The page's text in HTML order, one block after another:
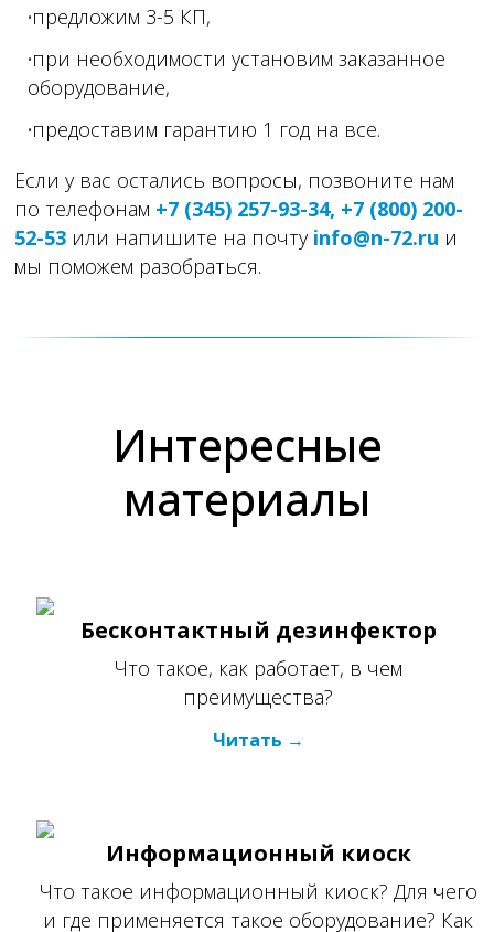
предложим 3-5 КП,
при необходимости установим заказанное
оборудование,
предоставим гарантию 1 год на все.
Если у вас остались вопросы, позвоните нам
по телефонам +7 (345) 257-93-34, +7 (800) 200-
52-53 или напишите на почту info@n-72.ru и
мы поможем разобраться.
Интересные
материалы
Бесконтактный дезинфектор
Что такое, как работает, в чем
преимущества?
Читать
Информационный киоск
Что такое информационный киоск? Для чего
и где применяется такое оборудование? Как